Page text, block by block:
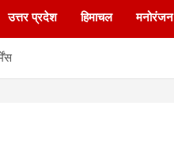
उत्तर प्रदेश हिमाचल मनोरंजन